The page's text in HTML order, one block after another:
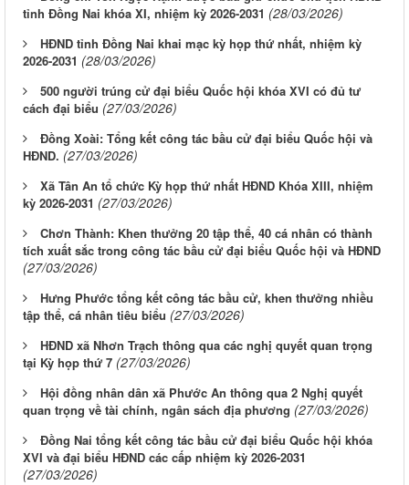
tỉnh Đồng Nai khóa XI, nhiệm kỳ 2026-2031 (28/03/2026)
HĐND tỉnh Đồng Nai khai mạc kỳ họp thứ nhất, nhiệm kỳ
2026-2031 (28/03/2026)
500 người trúng cử đại biểu Quốc hội khóa XVI có đủ tư
cách đại biểu (27/03/2026)
Đồng Xoài: Tổng kết công tác bầu cử đại biểu Quốc hội và
HĐND. (27/03/2026)
Xã Tân An tổ chức Kỳ họp thứ nhất HĐND Khóa XIII, nhiệm
kỳ 2026-2031 (27/03/2026)
Chơn Thành: Khen thưởng 20 tập thể, 40 cá nhân có thành
tích xuất sắc trong công tác bầu cử đại biểu Quốc hội và HĐND
(27/03/2026)
Hưng Phước tổng kết công tác bầu cử, khen thưởng nhiều
tập thể, cá nhân tiêu biểu (27/03/2026)
HĐND xã Nhơn Trạch thông qua các nghị quyết quan trọng
tại Kỳ họp thứ 7 (27/03/2026)
Hội đồng nhân dân xã Phước An thông qua 2 Nghị quyết
quan trọng về tài chính, ngân sách địa phương (27/03/2026)
Đồng Nai tổng kết công tác bầu cử đại biểu Quốc hội khóa
XVI và đại biểu HĐND các cấp nhiệm kỳ 2026-2031
(27/03/2026)